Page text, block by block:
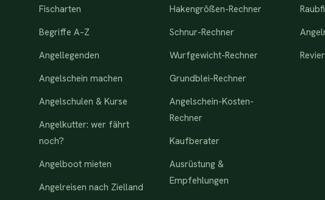
Fischarten
Begriffe A–Z
Angellegenden
Angelschein machen
Angelschulen & Kurse
Angelkutter: wer fährt
noch?
Angelboot mieten
Angelreisen nach Zielland
Hakengrößen-Rechner
Schnur-Rechner
Wurfgewicht-Rechner
Grundblei-Rechner
Angelschein-Kosten-
Rechner
Kaufberater
Ausrüstung &
Empfehlungen